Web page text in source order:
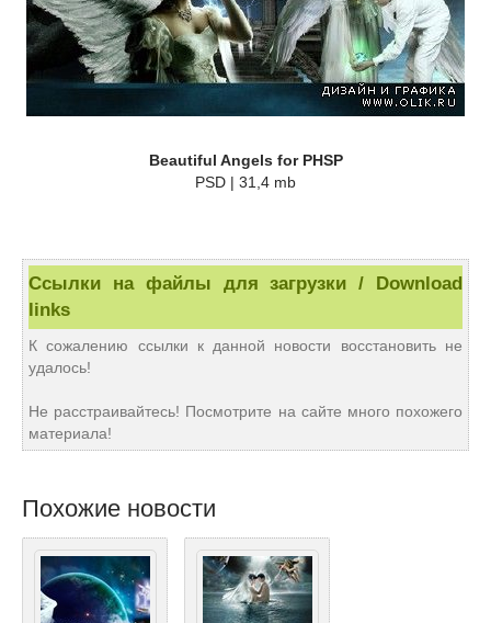
Beautiful Angels for PHSP
PSD | 31,4 mb
Ссылки на файлы для загрузки / Download
links
К сожалению ссылки к данной новости восстановить не
удалось!
Не расстраивайтесь! Посмотрите на сайте много похожего
материала!
Похожие новости